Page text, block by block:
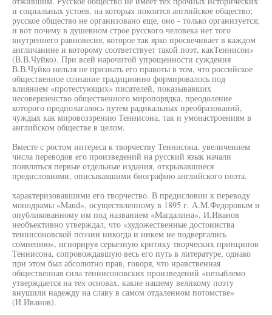
и социальных устоев, на которых покоится английское общество;
русское общество не организовано еще, оно - только организуется;
и вот почему в душевном строе русского человека нет того
внутреннего равновесия, которое так ярко просвечивает в каждом
англичанине и которому соответствует такой поэт, какТеннисон»
(В.В.Чуйко). При всей нарочитой упрощенности суждения
В.В.Чуйко нельзя не признать его правоты в том, что российское
общественное сознание традиционно формировалось под
влиянием «протестующих» писателей, показывавших
несовершенство общественного миропорядка, преодоление
которого предполагалось путем радикальных преобразований,
чуждых как мировоззрению Теннисона, так и умонастроениям в
английском обществе в целом.
Вместе с ростом интереса к творчеству Теннисона, увеличением
числа переводов его произведений на русский язык начали
появляться первые отдельные издания, открывавшиеся
предисловиями, описывавшими биографию английского поэта.
характеризовавшими его творчество. В предисловии к переводу
монодрамы «Maud», осуществленному в 1895 г. А.М.Федоровым и
опубликованному им под названием «Магдалина», И.Иванов
необъективно утверждал, что «художественные достоинства
теннисоновской поэзии никогда и никем не подвергались
сомнению», игнорируя серьезную критику творческих принципов
Теннисона, сопровождавшую весь его путь в литературе, однако
при этом был абсолютно прав, говоря, что нравственная
общественная сила теннисоновских произведений «незыблемо
утверждается на тех основах, какие нашему великому поэту
внушили надежду на славу в самом отдаленном потомстве»
(И.Иванов).